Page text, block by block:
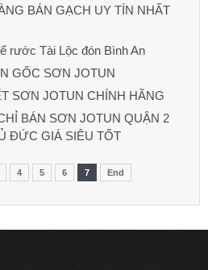
BÁN GẠCH UY TÍN NHẤT
rước Tài Lộc đón Bình An
GỐC SƠN JOTUN
SƠN JOTUN CHÍNH HÃNG
BÁN SƠN JOTUN QUẬN 2
ĐỨC GIÁ SIÊU TỐT
4 5 6 7 End